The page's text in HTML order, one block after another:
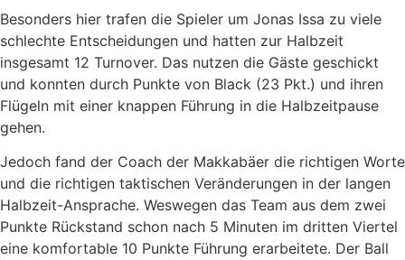
Besonders hier trafen die Spieler um Jonas Issa zu viele
schlechte Entscheidungen und hatten zur Halbzeit
insgesamt 12 Turnover. Das nutzen die Gäste geschickt
und konnten durch Punkte von Black (23 Pkt.) und ihren
Flügeln mit einer knappen Führung in die Halbzeitpause
gehen.
Jedoch fand der Coach der Makkabäer die richtigen Worte
und die richtigen taktischen Veränderungen in der langen
Halbzeit-Ansprache. Weswegen das Team aus dem zwei
Punkte Rückstand schon nach 5 Minuten im dritten Viertel
eine komfortable 10 Punkte Führung erarbeitete. Der Ball